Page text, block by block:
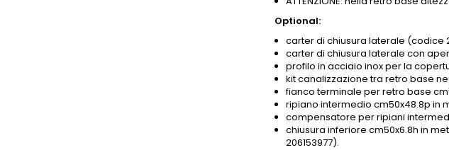
Optional:
carter di chiusura laterale (codice
carter di chiusura laterale con
profilo in acciaio inox per la
kit canalizzazione tra retro base
fianco terminale per retro base
ripiano intermedio cm50x48.8p in
compensatore per ripiani
chiusura inferiore cm50x6.8h in
206153977).